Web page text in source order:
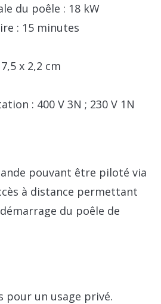
du poêle : 18 kW
: 15 minutes
x 2,2 cm
: 400 V 3N ; 230 V 1N
pouvant être piloté via
à distance permettant
du poêle de
pour un usage privé.